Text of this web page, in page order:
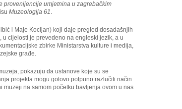
provenijencije umjetnina u zagrebačkim
Muzeologija 61.
i Maje Kocijan) koji daje pregled dosadašnjih
cijelosti je prevedeno na engleski jezik, a u
zbirke Ministarstva kulture i medija,
građe.
pokazuju da ustanove koje su se
projekta mogu gotovo potpuno razlučiti način
na samom početku bavljenja ovom u nas